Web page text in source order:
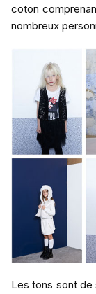
coton
nombreux
Les tons sont de